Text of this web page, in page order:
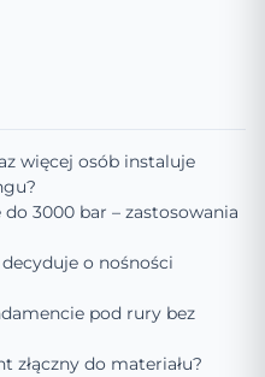
więcej osób instaluje
3000 bar – zastosowania
o nośności
pod rury bez
złączny do materiału?